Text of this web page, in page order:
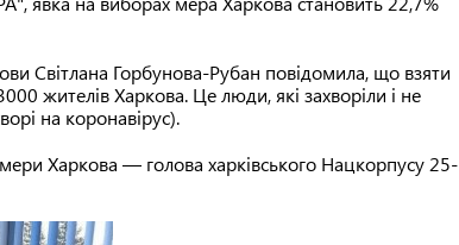
Світлана Горбунова-Рубан повідомила, що взяти
жителів Харкова. Це люди, які захворіли і не
на коронавірус).
Харкова — голова харківського Нацкорпусу 25-